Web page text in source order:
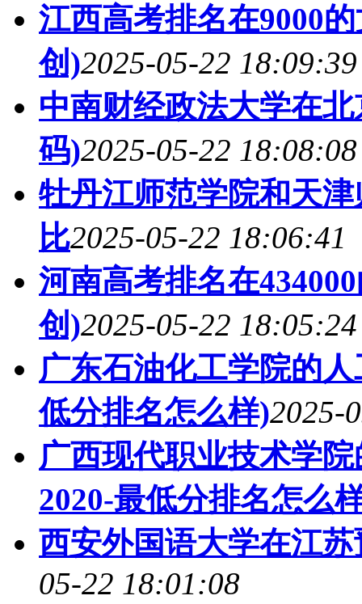
江西高考排名在9000
创)2025-05-22 18:09:39
中南财经政法大学在
码)2025-05-22 18:08:08
牡丹江师范学院和天
比2025-05-22 18:06:41
河南高考排名在
创)2025-05-22 18:05:24
广东石油化工学院的
低分排名怎么样)2025-
广西现代职业技术学
2020-最低分排名怎么
西安外国语大学在江
05-22 18:01:08